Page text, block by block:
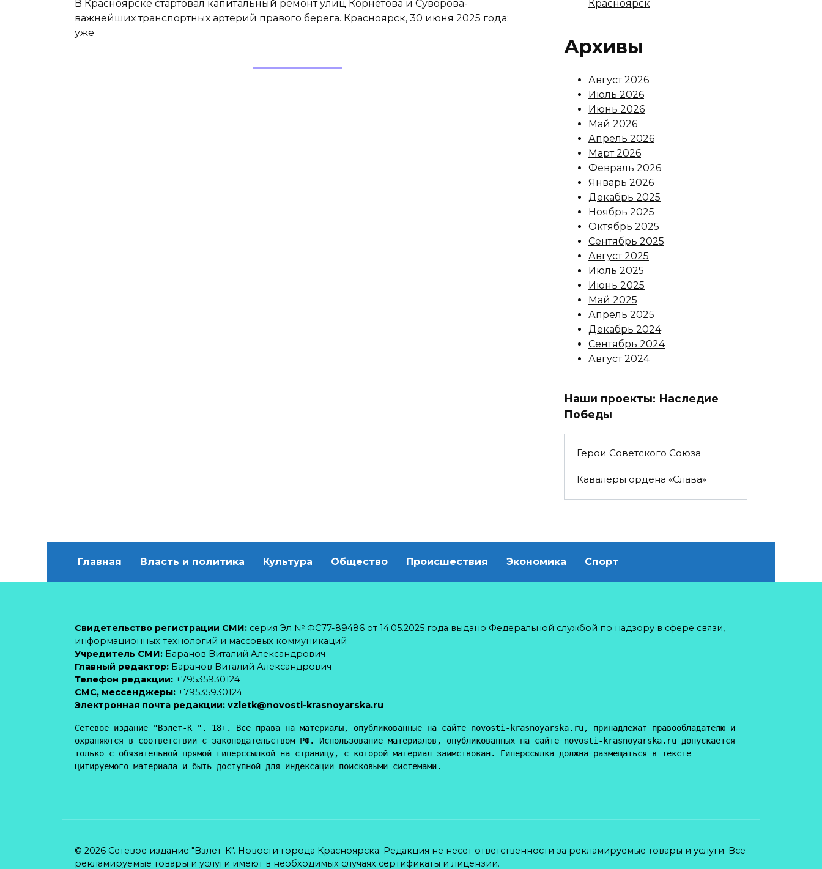
В Красноярске стартовал капитальный ремонт улиц Корнетова и Суворова-
важнейших транспортных артерий правого берега. Красноярск, 30 июня 2025 года:
уже
Красноярск
Архивы
Август 2026
Июль 2026
Июнь 2026
Май 2026
Апрель 2026
Март 2026
Февраль 2026
Январь 2026
Декабрь 2025
Ноябрь 2025
Октябрь 2025
Сентябрь 2025
Август 2025
Июль 2025
Июнь 2025
Май 2025
Апрель 2025
Декабрь 2024
Сентябрь 2024
Август 2024
Наши проекты: Наследие
Победы
Герои Советского Союза
Кавалеры ордена «Слава»
Главная Власть и политика Культура Общество Происшествия Экономика Спорт
Свидетельство регистрации СМИ: серия Эл № ФС77-89486 от 14.05.2025 года выдано Федеральной службой по надзору в сфере связи,
информационных технологий и массовых коммуникаций
Учредитель СМИ: Баранов Виталий Александрович
Главный редактор: Баранов Виталий Александрович
Телефон редакции: +79535930124
CМС, мессенджеры: +79535930124
Электронная почта редакции: vzletk@novosti-krasnoyarska.ru
Сетевое издание "Взлет-К ". 18+. Все права на материалы, опубликованные на сайте novosti-krasnoyarska.ru, принадлежат правообладателю и
охраняются в соответствии с законодательством РФ. Использование материалов, опубликованных на сайте novosti-krasnoyarska.ru допускается
только с обязательной прямой гиперссылкой на страницу, с которой материал заимствован. Гиперссылка должна размещаться в тексте
цитируемого материала и быть доступной для индексации поисковыми системами.
© 2026 Сетевое издание "Взлет-К". Новости города Красноярска. Редакция не несет ответственности за рекламируемые товары и услуги. Все
рекламируемые товары и услуги имеют в необходимых случаях сертификаты и лицензии.